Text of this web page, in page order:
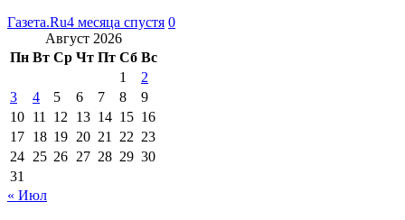
Газета.Ru4 месяца спустя 0
Август 2026
Пн Вт Ср Чт Пт Сб Вс
1
2
3
4 5 6 7 8
9
10 11 12 13 14 15 16
17 18 19 20 21 22 23
24 25 26 27 28 29 30
31
« Июл